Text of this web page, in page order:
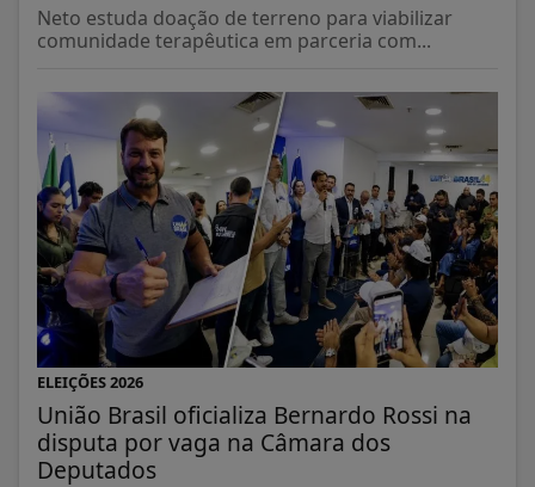
Neto estuda doação de terreno para viabilizar
comunidade terapêutica em parceria com...
ELEIÇÕES 2026
União Brasil oficializa Bernardo Rossi na
disputa por vaga na Câmara dos
Deputados